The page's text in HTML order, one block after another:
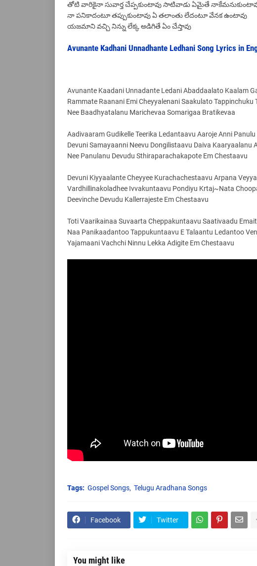
తోటి వారికైనా సువార్త చేప్పకుంటావు సాటివాడు ఏమైతే
నా పనికాదంటూ తప్పుకుంటావు ఏ తలాంతు లేదంటూ వేనక ఉంటావు
యజమాని వచ్చి నిన్ను లేక్క అడిగితే ఏం చేస్తావు
Avunante Kadhani Unnadhante Ledhani Song Lyrics in
Avunante Kaadani Unnadante Ledani Abaddaalato Kaalam
Rammate Raanani Emi Cheyyalenani Saakulato Tappinchuku
Nee Baadhyatalanu Marichevaa Somarigaa Bratikevaa
Aadivaaram Gudikelle Teerika Ledantaavu Aaroje Anni
Devuni Samayaanni Neevu Dongilistaavu Daiva Kaaryaalanu
Nee Panulanu Devudu Sthiraparachakapote Em Chestaavu
Devuni Kiyyaalante Cheyyee Kurachachestaavu Arpana
Vardhillinakoladhee Ivvakuntaavu Pondiyu Krtaj~Nata
Deevinche Devudu Kallerrajeste Em Chestaavu
Toti Vaarikainaa Suvaarta Cheppakuntaavu Saativaadu
Naa Panikaadantoo Tappukuntaavu E Talaantu Ledantoo
Yajamaani Vachchi Ninnu Lekka Adigite Em Chestaavu
Tags: Gospel Songs Telugu Aradhana Songs
Facebook Twitter
You might like